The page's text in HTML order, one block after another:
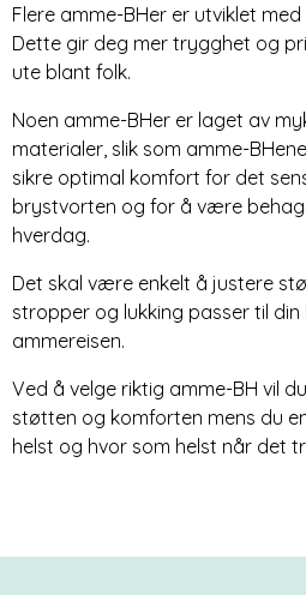
Flere amme-BHer er utviklet
Dette gir deg mer trygghet og
ute blant folk.
Noen amme-BHer er laget av
materialer, slik som amme-
sikre optimal komfort for det
brystvorten og for å være
hverdag.
Det skal være enkelt å justere
stropper og lukking passer til
ammereisen.
Ved å velge riktig amme-BH vil
støtten og komforten mens du
helst og hvor som helst når det